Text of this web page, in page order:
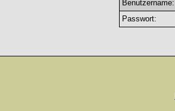
Benutzername:
Passwort: